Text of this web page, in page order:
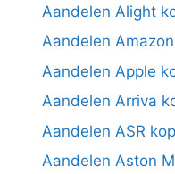
Aandelen Alight
Aandelen
Aandelen Apple
Aandelen Arriva
Aandelen ASR
Aandelen Aston